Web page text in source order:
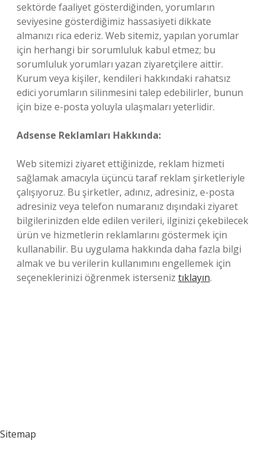
sektörde faaliyet gösterdiğinden, yorumların
seviyesine gösterdiğimiz hassasiyeti dikkate
almanızı rica ederiz. Web sitemiz, yapılan yorumlar
için herhangi bir sorumluluk kabul etmez; bu
sorumluluk yorumları yazan ziyaretçilere aittir.
Kurum veya kişiler, kendileri hakkındaki rahatsız
edici yorumların silinmesini talep edebilirler, bunun
için bize e-posta yoluyla ulaşmaları yeterlidir.
Adsense Reklamları Hakkında:
Web sitemizi ziyaret ettiğinizde, reklam hizmeti
sağlamak amacıyla üçüncü taraf reklam şirketleriyle
çalışıyoruz. Bu şirketler, adınız, adresiniz, e-posta
adresiniz veya telefon numaranız dışındaki ziyaret
bilgilerinizden elde edilen verileri, ilginizi çekebilecek
ürün ve hizmetlerin reklamlarını göstermek için
kullanabilir. Bu uygulama hakkında daha fazla bilgi
almak ve bu verilerin kullanımını engellemek için
seçeneklerinizi öğrenmek isterseniz tıklayın.
Sitemap